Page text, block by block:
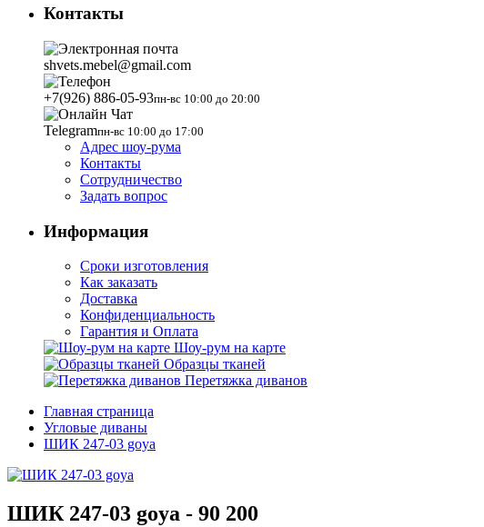
Контакты
shvets.mebel@gmail.com
+7(926) 886-05-93пн-вс 10:00 до 20:00
Telegramпн-вс 10:00 до 17:00
Адрес шоу-рума
Контакты
Сотрудничество
Задать вопрос
Информация
Сроки изготовления
Как заказать
Доставка
Конфиденциальность
Гарантия и Оплата
Шоу-рум на карте
Образцы тканей
Перетяжка диванов
Главная страница
Угловые диваны
ШИК 247-03 goya
ШИК 247-03 goya - 90 200